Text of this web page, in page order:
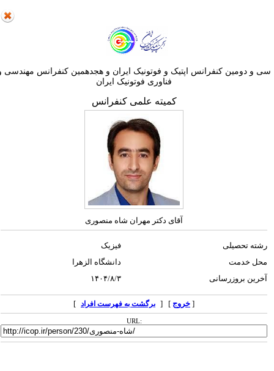
و دومین کنفرانس اپتيک و فوتونيک ایران و هجدهمين کنفرانس مهندسی و
فناوری فوتونيک ايران
کمیته علمی کنفرانس
آقای دکتر مهران شاه منصوری
رشته تحصیلی
فیزیک
محل خدمت
دانشگاه الزهرا
آخرین بروزرسانی
۱۴۰۴/۸/۳
خروج] [ برگشت به فهرست افراد ]
URL: